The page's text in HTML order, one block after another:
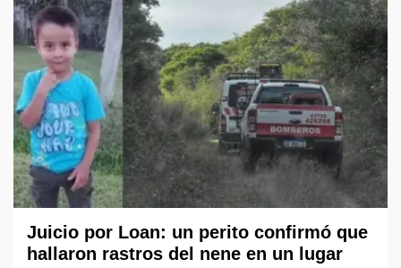
Juicio por Loan: un perito confirmó que
hallaron rastros del nene en un lugar